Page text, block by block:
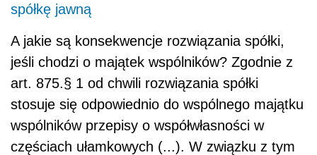
spółkę jawną
A jakie są konsekwencje rozwiązania spółki,
jeśli chodzi o majątek wspólników? Zgodnie z
art. 875.§ 1 od chwili rozwiązania spółki
stosuje się odpowiednio do wspólnego majątku
wspólników przepisy o współwłasności w
częściach ułamkowych (...). W związku z tym